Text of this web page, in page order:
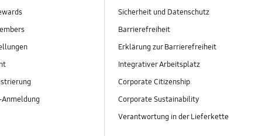
Sicherheit und Datenschutz
Barrierefreiheit
Erklärung zur Barrierefreiheit
Integrativer Arbeitsplatz
Corporate Citizenship
Corporate Sustainability
Verantwortung in der Lieferkette